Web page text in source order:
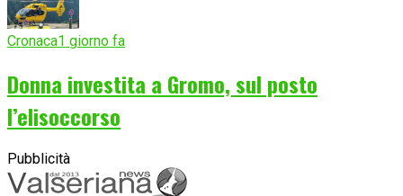
Cronaca1 giorno fa
Donna investita a Gromo, sul posto
l’elisoccorso
Pubblicità